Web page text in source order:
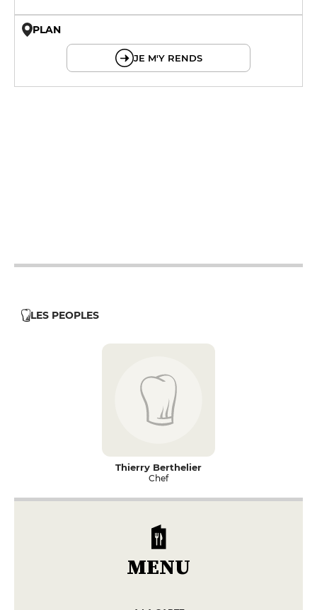
PLAN
JE M'Y RENDS
LES PEOPLES
Thierry Berthelier
Chef
MENU